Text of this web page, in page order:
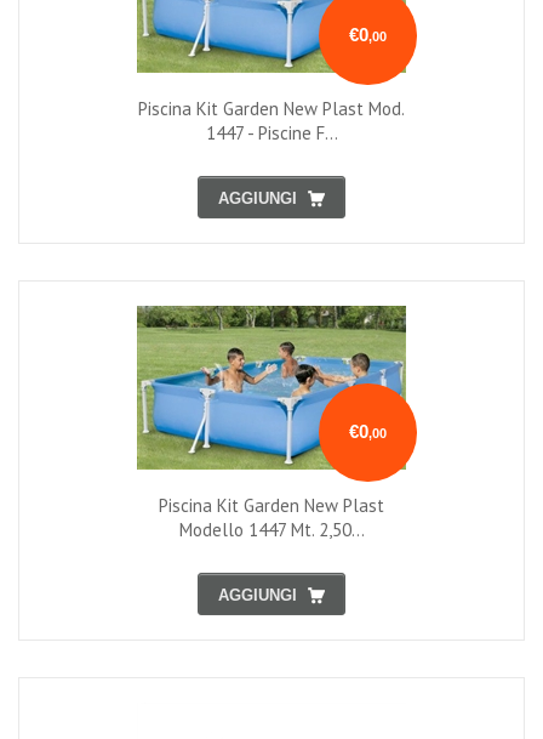
€0,00
Piscina Kit Garden New Plast Mod.
1447 - Piscine F...
AGGIUNGI
€0,00
Piscina Kit Garden New Plast
Modello 1447 Mt. 2,50...
AGGIUNGI